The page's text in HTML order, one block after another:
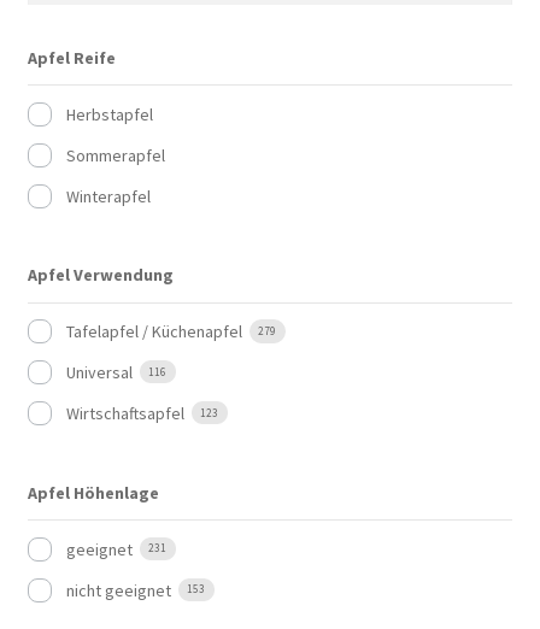
Apfel Reife
Herbstapfel
Sommerapfel
Winterapfel
Apfel Verwendung
Tafelapfel / Küchenapfel 279
Universal 116
Wirtschaftsapfel 123
Apfel Höhenlage
geeignet 231
nicht geeignet 153